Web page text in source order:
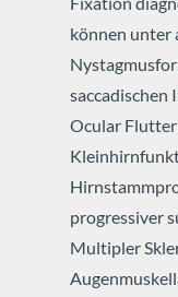
können unter
saccadischen
Ocular
progressiver
Multipler